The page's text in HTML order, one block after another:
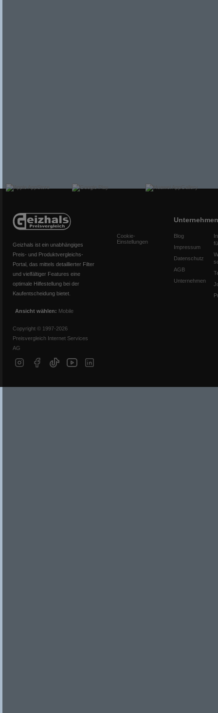
Geizhals ist ein unabhängiges
Preis- und Produktvergleichs-
Portal, das mittels detaillierter Filter
und vielfältiger Features eine
optimale Hilfestellung bei der
Kaufentscheidung bietet.
Ansicht wählen: Mobile
Copyright © 1997-2026
Preisvergleich Internet Services
AG
Cookie-
Einstellungen
Unternehmen
Blog
Impressum
Datenschutz
AGB
Unternehmen